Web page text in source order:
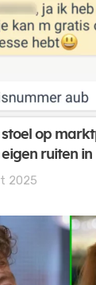
stoel op
ruiten in
2025